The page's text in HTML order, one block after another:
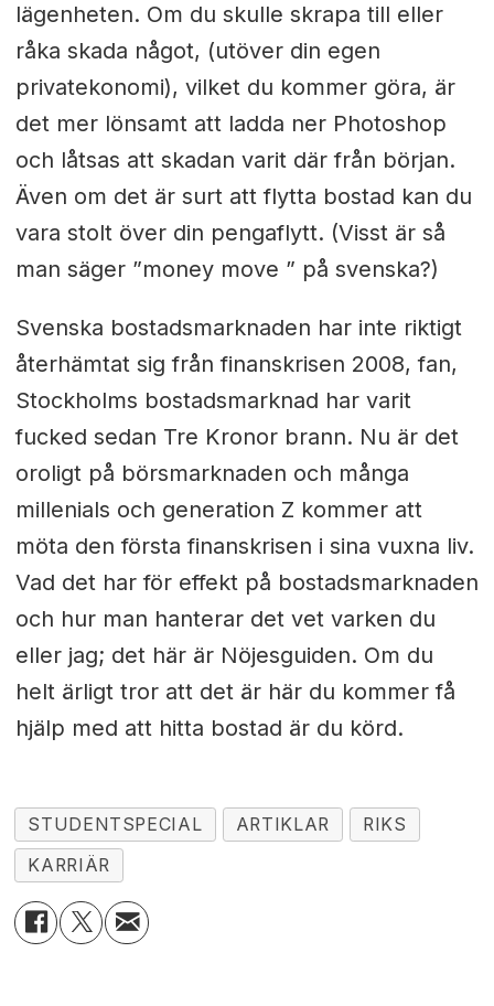
lägenheten. Om du skulle skrapa till eller
råka skada något, (utöver din egen
privatekonomi), vilket du kommer göra, är
det mer lönsamt att ladda ner Photoshop
och låtsas att skadan varit där från början.
Även om det är surt att flytta bostad kan du
vara stolt över din pengaflytt. (Visst är så
man säger ”money move ” på svenska?)
Svenska bostadsmarknaden har inte riktigt
återhämtat sig från finanskrisen 2008, fan,
Stockholms bostadsmarknad har varit
fucked sedan Tre Kronor brann. Nu är det
oroligt på börsmarknaden och många
millenials och generation Z kommer att
möta den första finanskrisen i sina vuxna liv.
Vad det har för effekt på bostadsmarknaden
och hur man hanterar det vet varken du
eller jag; det här är Nöjesguiden. Om du
helt ärligt tror att det är här du kommer få
hjälp med att hitta bostad är du körd.
STUDENTSPECIAL ARTIKLAR
RIKS
KARRIÄR